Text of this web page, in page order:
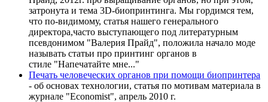
затронута и тема 3D-биопринтинга. Мы гордимся тем,
что по-видимому, статья нашего генерального
директора,часто выступающего под литературным
псевдонимом "Валерия Прайд", положила начало моде
называть статьи про принтинг органов в
стиле "Напечатайте мне..."
Печать человеческих органов при помощи биопринтера
- об основах технологии, статья по мотивам материала в
журнале "Economist", апрель 2010 г.